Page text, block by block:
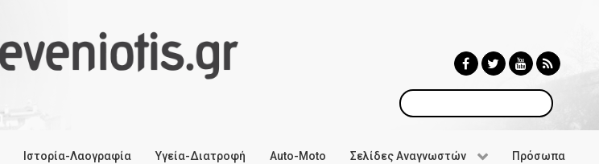
Αναζήτηση
Ιστορία-Λαογραφία Υγεία-Διατροφή Auto-Moto Σελίδες Αναγνωστών Πρόσωπα